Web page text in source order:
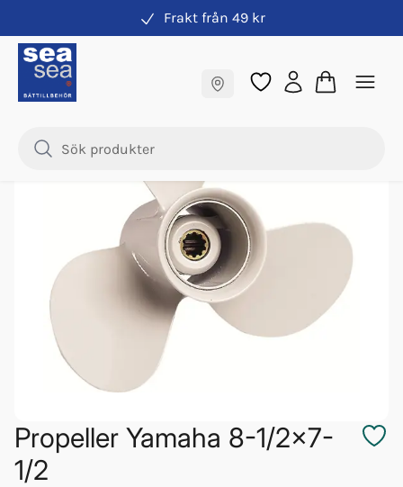
Frakt från 49 kr
Samma pris online & i butik
Propeller Yamaha 8-1/2x7-
1/2